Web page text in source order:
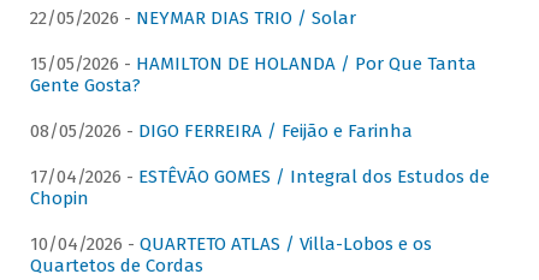
22/05/2026 - NEYMAR DIAS TRIO / Solar
15/05/2026 - HAMILTON DE HOLANDA / Por Que Tanta
Gente Gosta?
08/05/2026 - DIGO FERREIRA / Feijão e Farinha
17/04/2026 - ESTÊVÃO GOMES / Integral dos Estudos de
Chopin
10/04/2026 - QUARTETO ATLAS / Villa-Lobos e os
Quartetos de Cordas